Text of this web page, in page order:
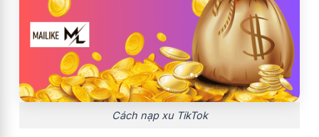
Cách nạp xu TikTok